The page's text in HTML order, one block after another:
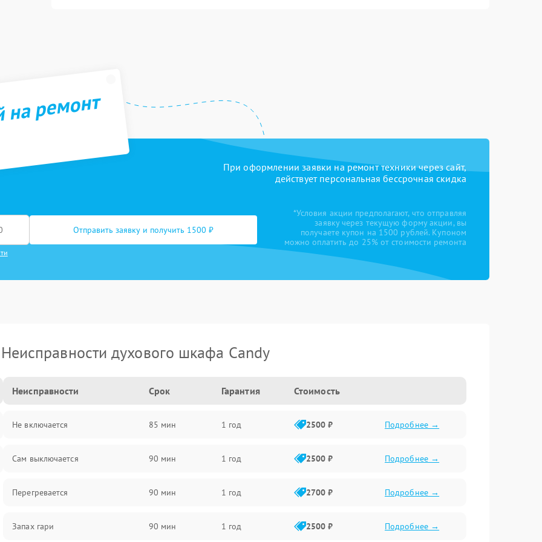
ремонт
При оформлении заявки на ремонт техники через сайт,
действует персональная бессрочная скидка
Отправить заявку и получить 1500 ₽
*Условия акции предполагают, что отправляя
заявку через текущую форму акции, вы
получаете купон на 1500 рублей. Купоном
можно оплатить до 25% от стоимости ремонта
Неисправности духового шкафа Candy
Неисправности Срок Гарантия Стоимость
Не включается 85 мин 1 год 2500 ₽ Подробнее →
Сам выключается 90 мин 1 год 2500 ₽ Подробнее →
Перегревается 90 мин 1 год 2700 ₽ Подробнее →
Запах гари 90 мин 1 год 2500 ₽ Подробнее →